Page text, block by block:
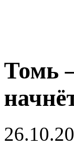
Томь